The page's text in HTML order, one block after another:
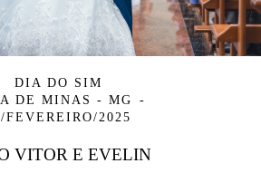
DIA DO SIM
DE MINAS - MG
FEVEREIRO/2025
VITOR E EVELIN